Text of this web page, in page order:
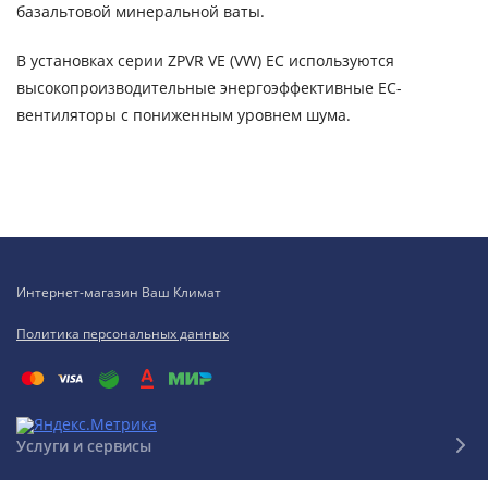
базальтовой минеральной ваты.
В установках серии ZPVR VE (VW) EC используются
высокопроизводительные энергоэффективные ЕС-
вентиляторы с пониженным уровнем шума.
Интернет-магазин Ваш Климат
Политика персональных данных
Услуги и сервисы